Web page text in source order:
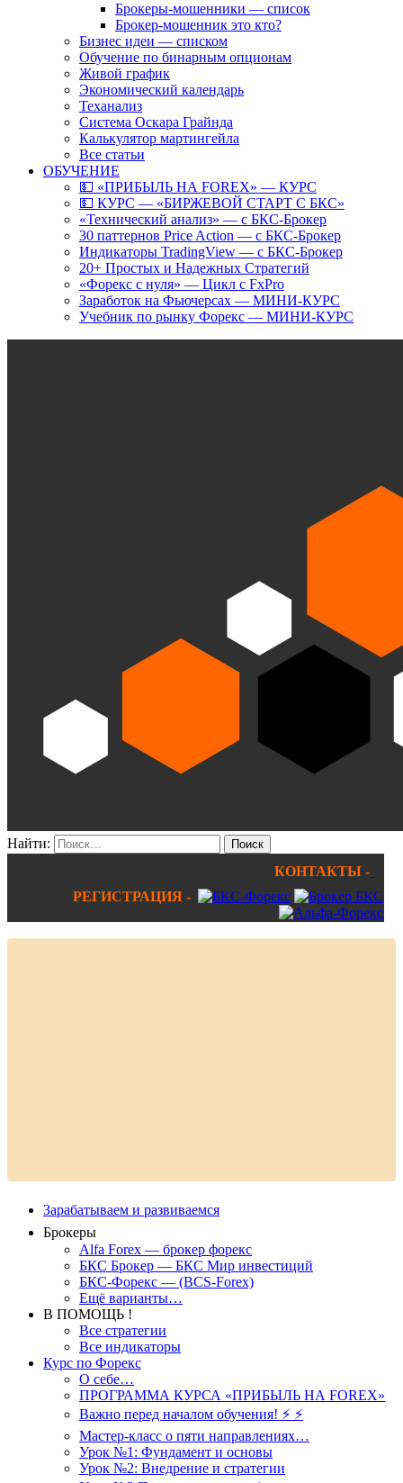
Брокеры-мошенники — список
Брокер-мошенник это кто?
Бизнес идеи — списком
Обучение по бинарным опционам
Живой график
Экономический календарь
Теханализ
Система Оскара Грайнда
Калькулятор мартингейла
Все статьи
ОБУЧЕНИЕ
💵 «ПРИБЫЛЬ НА FOREX» — КУРС
💵 КУРС — «БИРЖЕВОЙ СТАРТ С БКС»
«Технический анализ» — с БКС-Брокер
30 паттернов Price Action — с БКС-Брокер
Индикаторы TradingView — с БКС-Брокер
20+ Простых и Надежных Стратегий
«Форекс с нуля» — Цикл с FxPro
Заработок на Фьючерсах — МИНИ-КУРС
Учебник по рынку Форекс — МИНИ-КУРС
Найти:
КОНТАКТЫ -
РЕГИСТРАЦИЯ -
Зарабатываем и развиваемся
Брокеры
Alfa Forex — брокер форекс
БКС Брокер — БКС Мир инвестиций
БКС-Форекс — (BCS-Forex)
Ещё варианты…
В ПОМОЩЬ !
Все стратегии
Все индикаторы
Курс по Форекс
О себе…
ПРОГРАММА КУРСА «ПРИБЫЛЬ НА FOREX»
Важно перед началом обучения! ⚡ ⚡
Мастер-класс о пяти направлениях…
Урок №1: Фундамент и основы
Урок №2: Внедрение и стратегии